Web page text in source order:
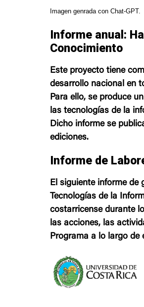
Imagen genrada con Chat-GPT.
Informe anual:
Conocimiento
Este proyecto tiene
desarrollo nacional en
Para ello, se produce
las tecnologías de la
Dicho informe se
ediciones.
Informe de
El siguiente informe de
Tecnologías de la
costarricense durante
las acciones, las
Programa a lo largo de